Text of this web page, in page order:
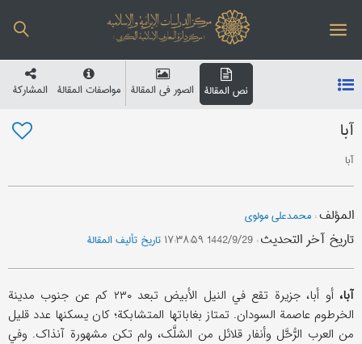
نص المقالة الصور في المقالة مواصفات المقالة المشارکة
آبا
آبا
المؤلف: محمدعلي مولوي
تاریخ آخر التحدیث: 1442/9/29 ۱۷:۳۸:۵۹ تاریخ تألیف المقالة
آبا،
أو أبا، جزیرة تقع في النیل الأبیض تبعد ۲۳۰ کم عن جنوب مدینة
الخرطوم عاصمة السودان. تمتاز بغاباتها المتشابکة؛ کان یسکنها عدد قلیل
من العرب الرُّحَّل و‌أنفار قلائل من الشلَّک، ولم تکن مشهورة آنذاک. وفي